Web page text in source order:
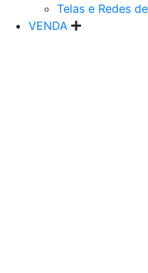
Telas e Redes
VENDA